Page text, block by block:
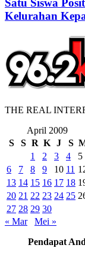
Satu Siswa
Kelurahan
THE REAL
April 2009
S
S R K J S
1
2 3 4
5
6
7 8 9 10 11
13 14 15 16 17 18
20 21 22 23 24 25
27 28 29 30
« Mar
Mei »
Pendapat